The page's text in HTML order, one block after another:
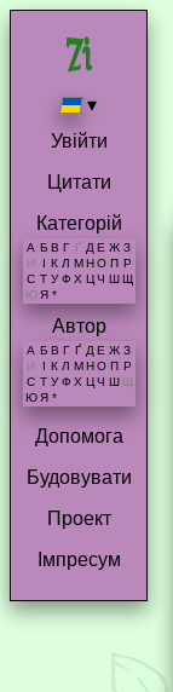
▾
Увійти
Цитати
Категорій
А Б В Г Ґ Д Е Ж З
И
І К Л М Н О П Р
С Т У Ф Х Ц Ч Ш Щ
Ю Я *
Автор
А Б В Г Ґ Д Е Ж З
И
К Л М Н О П Р
С Т У Ф Х Ц Ч Ш Щ
Ю Я *
Допомога
Будовувати
Проект
Імпресум